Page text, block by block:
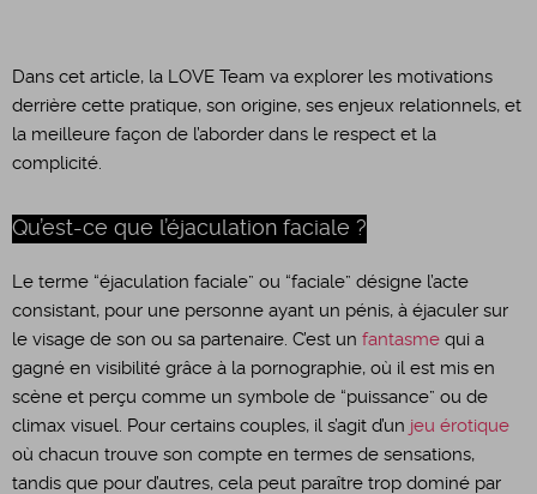
Dans cet article, la LOVE Team va explorer les motivations
derrière cette pratique, son origine, ses enjeux relationnels, et
la meilleure façon de l’aborder dans le respect et la
complicité.
Qu’est-ce que l’éjaculation faciale ?
Le terme “éjaculation faciale” ou “faciale” désigne l’acte
consistant, pour une personne ayant un pénis, à éjaculer sur
le visage de son ou sa partenaire. C’est un fantasme qui a
gagné en visibilité grâce à la pornographie, où il est mis en
scène et perçu comme un symbole de “puissance” ou de
climax visuel. Pour certains couples, il s’agit d’un jeu érotique
où chacun trouve son compte en termes de sensations,
tandis que pour d’autres, cela peut paraître trop dominé par